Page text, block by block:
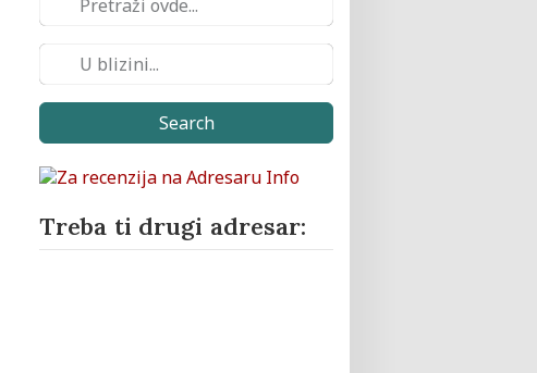
Search
Treba ti drugi adresar: